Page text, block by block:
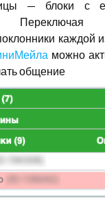
— блоки с
Переключая
каждой
можно
общение